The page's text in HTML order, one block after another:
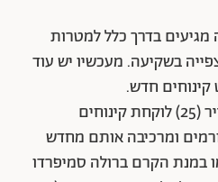
בדרך כלל למטרות
בשקיעה. מעכשיו יש עוד
חדש.
השפית־קונדיטורית מייגן גייר (25) לוקחת קינוחים
ומרכיבה אותם מחדש
במנת הקרם ברולה סמיפרדו